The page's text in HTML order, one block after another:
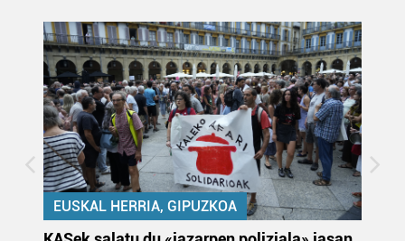
EUSKAL HERRIA, GIPUZKOA